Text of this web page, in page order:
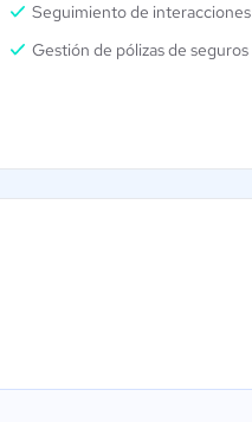
Seguimiento de interacciones
Gestión de pólizas de seguros